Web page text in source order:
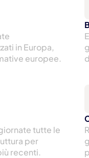
in Europa,
europee.
tutte le
per
recenti.